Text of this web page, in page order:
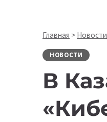
Главная > Новости
НОВОСТИ
В